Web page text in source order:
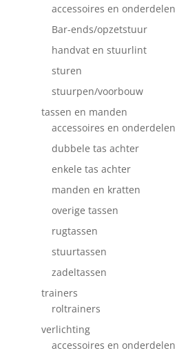
accessoires en onderdelen
Bar-ends/opzetstuur
handvat en stuurlint
sturen
stuurpen/voorbouw
tassen en manden
accessoires en onderdelen
dubbele tas achter
enkele tas achter
manden en kratten
overige tassen
rugtassen
stuurtassen
zadeltassen
trainers
roltrainers
verlichting
accessoires en onderdelen